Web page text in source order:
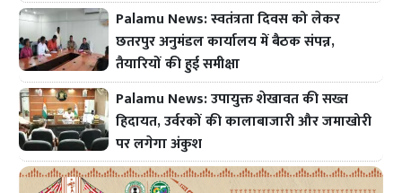
Palamu News: स्वतंत्रता दिवस को लेकर
छतरपुर अनुमंडल कार्यालय में बैठक संपन्न,
तैयारियों की हुई समीक्षा
Palamu News: उपायुक्त शेखावत की सख्त
हिदायत, उर्वरकों की कालाबाजारी और जमाखोरी
पर लगेगा अंकुश